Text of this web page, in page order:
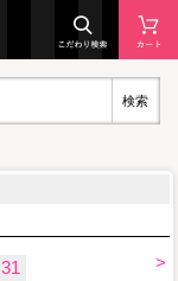
検索
>
31